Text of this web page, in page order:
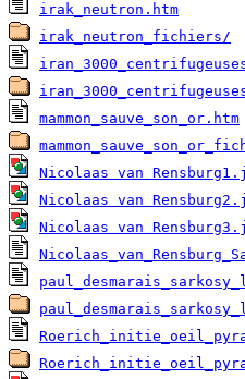
irak_neutron.htm
irak_neutron_fichiers/
mammon_sauve_son_or.htm
Nicolaas van
Nicolaas van
Nicolaas van